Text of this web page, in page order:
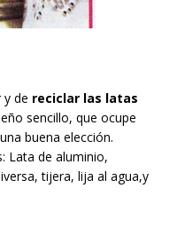
de reciclar las latas
sencillo, que ocupe
buena elección.
Lata de aluminio,
tijera, lija al agua,y